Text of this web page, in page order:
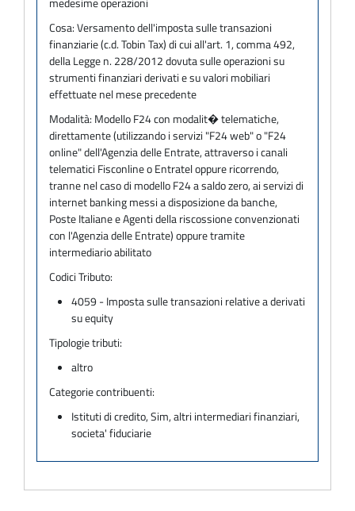
Cosa:Versamento dell'imposta sulle transazioni
finanziarie (c.d. Tobin Tax) di cui all'art. 1, comma 492,
della Legge n. 228/2012 dovuta sulle operazioni su
strumenti finanziari derivati e su valori mobiliari
effettuate nel mese precedente
Modalità: Modello F24 con modalit� telematiche,
direttamente (utilizzando i servizi "F24 web" o "F24
online" dell'Agenzia delle Entrate, attraverso i canali
telematici Fisconline o Entratel oppure ricorrendo,
tranne nel caso di modello F24 a saldo zero, ai servizi di
internet banking messi a disposizione da banche,
Poste Italiane e Agenti della riscossione convenzionati
con l'Agenzia delle Entrate) oppure tramite
intermediario abilitato
Codici Tributo:
4059 - Imposta sulle transazioni relative a derivati
su equity
Tipologie tributi:
altro
Categorie contribuenti:
Istituti di credito, Sim, altri intermediari finanziari,
societa' fiduciarie